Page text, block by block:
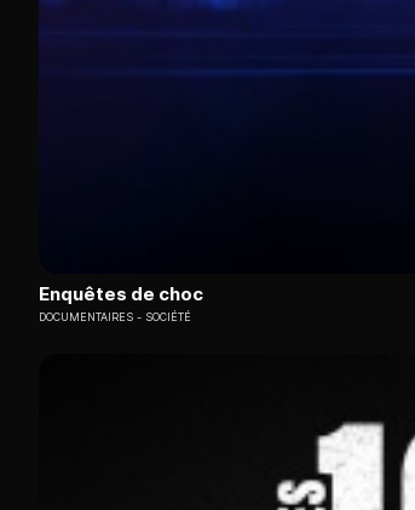
Enquêtes de choc
DOCUMENTAIRES SOCIÉTÉ